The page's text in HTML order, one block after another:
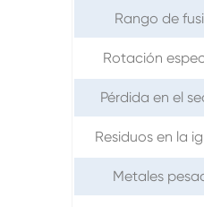
Rango de
Rotación
Pérdida en el
Residuos en la
Metales